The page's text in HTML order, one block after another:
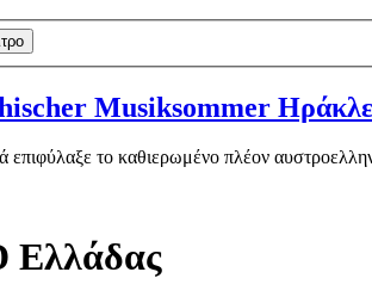
Musiksommer
το καθιερωμένο πλέον
Ελλάδας